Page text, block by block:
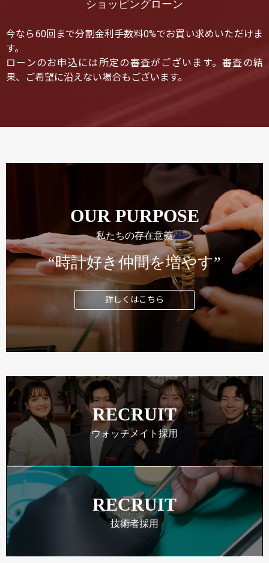
ショッピングローン
今なら60回まで分割金利手数料0%でお買い求めいただけま
す。
ローンのお申込には所定の審査がございます。審査の結
果、ご希望に沿えない場合もございます。
OUR PURPOSE
私たちの存在意義
“時計好き仲間を増やす”
詳しくはこちら
RECRUIT
ウォッチメイト採用
RECRUIT
技術者採用